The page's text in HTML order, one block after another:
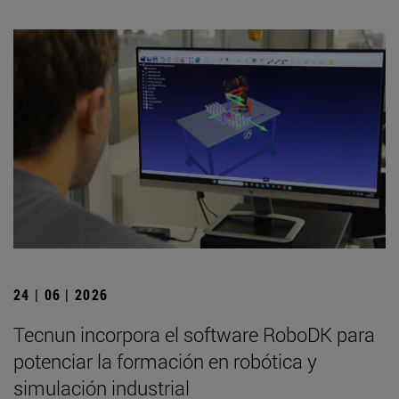
24 | 06 | 2026
Tecnun incorpora el software RoboDK para
potenciar la formación en robótica y
simulación industrial